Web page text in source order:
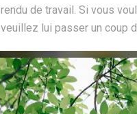
rendu de travail. Si vous
veuillez lui passer un coup